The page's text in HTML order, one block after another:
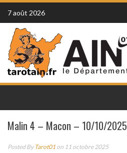
Skip
content
7 août 2026
Malin 4 – Macon – 10/10/2025
Posted By Tarot01 on 11 octobre 2025